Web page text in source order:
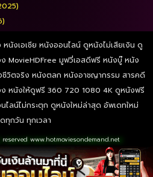
นังเอเชีย หนังออนไลน์ ดูหนังไม่เสียเงิน ดู
MovieHDFree มูฟวี่เอสดีฟรี หนังบู๊ หนัง
วิตจริง หนังตลก หนังอาชญากรรม สารคดี
ง หนังให้ดูฟรี 360 720 1080 4K ดูหนังฟรี
ไลน์ไม่กระตุก ดูหนังใหม่ล่าสุด อัพเดทใหม่
ทุกวัน ทุกเวลา
www.hotmoviesondemand.net